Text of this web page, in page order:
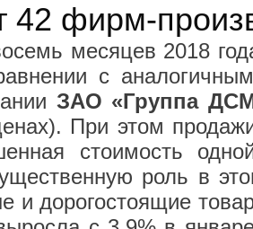
42 фирм-
месяцев 2018
с
ЗАО «Группа
При этом
стоимость
роль в
и дорогостоящие